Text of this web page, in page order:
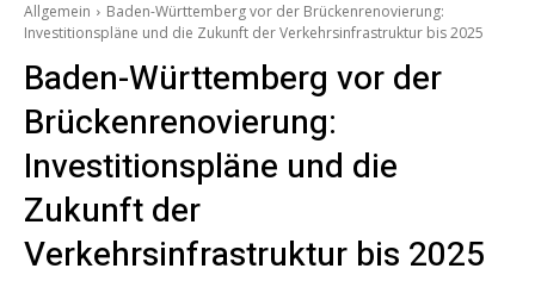
Allgemein
Baden-Württemberg vor der Brückenrenovierung:
Investitionspläne und die Zukunft der Verkehrsinfrastruktur bis 2025
Baden-Württemberg vor der
Brückenrenovierung:
Investitionspläne und die
Zukunft der
Verkehrsinfrastruktur bis 2025